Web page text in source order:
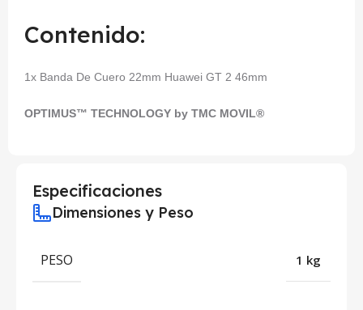
Contenido:
1x Banda De Cuero 22mm Huawei GT 2 46mm
OPTIMUS™ TECHNOLOGY by TMC MOVIL®
Especificaciones
Dimensiones y Peso
PESO 1 kg